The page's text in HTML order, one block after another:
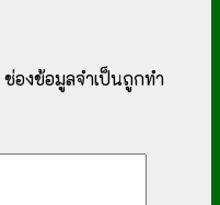
ช่องข้อมูลจำเป็นถูกทำ